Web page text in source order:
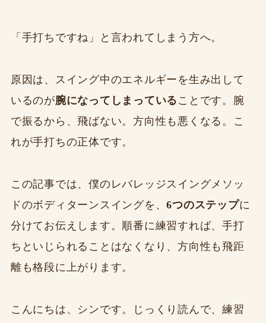
「手打ちですね」と言われてしまう方へ。
原因は、スイング中のエネルギーを生み出して
いるのが腕になってしまっている ことです。腕
で振るから、飛ばない。方向性も悪くなる。こ
れが手打ちの正体です。
この記事では、僕のレバレッジスイングメソッ
ドのボディターンスイングを、6つのステップに
分けてお伝えします。順番に練習すれば、手打
ちといじられることはなくなり、方向性も飛距
離も格段に上がります。
こんにちは、シンです。じっくり読んで、練習